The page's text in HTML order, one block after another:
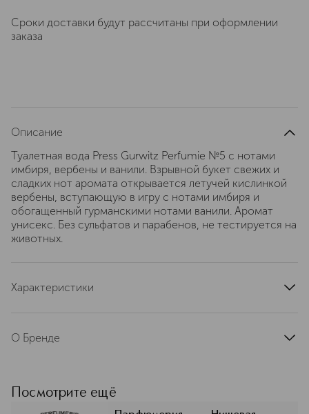
Сроки доставки будут рассчитаны при оформлении
заказа
Описание
Туалетная вода Press Gurwitz Perfumie №5 c нотами
имбиря, вербены и ванили. Взрывной букет свежих и
сладких нот аромата открывается летучей кислинкой
вербены, вступающую в игру с нотами имбиря и
обогащенный гурманскими нотами ванили. Аромат
унисекс. Без сульфатов и парабенов, не тестируется на
животных.
Характеристики
страна производства
О Бренде
парфюмерии, основанный в 2019
году. Компания создает уникальные
Посмотрите ещё